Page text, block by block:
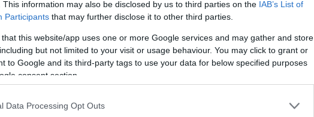
This information may also be disclosed by us to third parties on the IAB’s List of
Participants that may further disclose it to other third parties.
that this website/app uses one or more Google services and may gather and store
but not limited to your visit or usage behaviour. You may click to grant or
to Google and its third-party tags to use your data for below specified purposes
consent section.
Data Processing Opt Outs
amatőr szabályok játékvezetés megyei
Tetszik 0